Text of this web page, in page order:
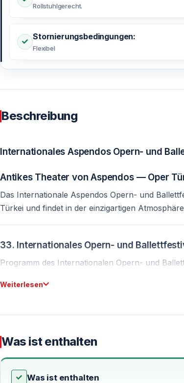
Rollstuhlgerecht.
Stornierungsbedingungen:
Flexibel
Beschreibung
Internationales Aspendos Opern- und
Antikes Theater von Aspendos — Oper
Das Internationale Aspendos Opern- und
Türkei und findet in der einzigartigen
33. Internationales Opern- und
Programm des Internationalen Opern- und
Das Internationale Opern- und Ballettfestival
Veranstaltungsort: Antikes Theater von Aspendos
Beginn der Vorstellungen: 21:00 Uhr
Altersbeschränkung: ab 7 Jahren
Weiterlesen
Was ist enthalten
Was ist enthalten